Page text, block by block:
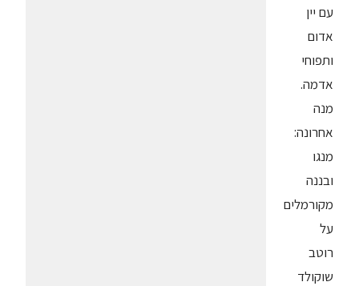
עם יין
אדום
ותפוחי
אדמה.
מנה
אחרונה:
מנגו
ובננה
מקורמלים
על
רוטב
שוקולד